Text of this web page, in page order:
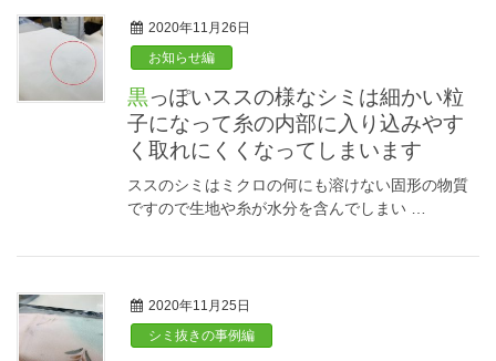
2020年11月26日
お知らせ編
黒っぽいススの様なシミは細かい粒
子になって糸の内部に入り込みやす
く取れにくくなってしまいます
ススのシミはミクロの何にも溶けない固形の物質
ですので生地や糸が水分を含んでしまい …
2020年11月25日
シミ抜きの事例編